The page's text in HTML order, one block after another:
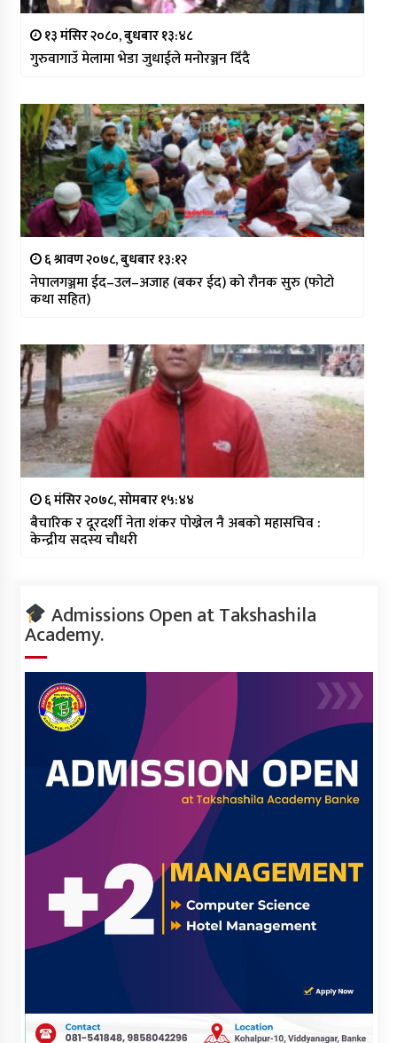
१३ मंसिर २०८०, बुधबार १३:४८
गुरुवागाउँ मेलामा भेडा जुधाईले मनोरञ्जन दिँदै
६ श्रावण २०७८, बुधबार १३:१२
नेपालगञ्जमा ईद–उल–अजाह (बकर ईद) को रौनक सुरु (फोटो
कथा सहित)
६ मंसिर २०७८, सोमबार १५:४४
बैचारिक र दूरदर्शी नेता शंकर पोख्रेल नै अबको महासचिव :
केन्द्रीय सदस्य चौधरी
Admissions Open at Takshashila
Academy.